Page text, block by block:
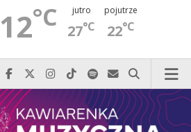
12°C jutro
27°C
pojutrze
22°C
Najlepiej po prostu do nas zadzwoń
Odwiedź nas na Facebook-u
Odwiedź nas na X
Odwiedź nas na Instagram-ie
Odwiedź nas na TikTok-u
Szukaj nas na Spotify
Wyślij do nas
Szukaj